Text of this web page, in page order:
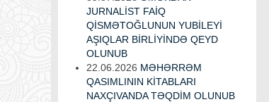
JURNALİST FAİQ
QİSMƏTOĞLUNUN YUBİLEYİ
AŞIQLAR BİRLİYİNDƏ QEYD
OLUNUB
22.06.2026 MƏHƏRRƏM
QASIMLININ KİTABLARI
NAXÇIVANDA TƏQDİM OLUNUB